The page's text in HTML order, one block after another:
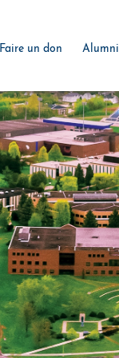
Faire un don Alumni